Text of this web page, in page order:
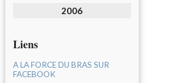
2006
Liens
A LA FORCE DU BRAS SUR
FACEBOOK